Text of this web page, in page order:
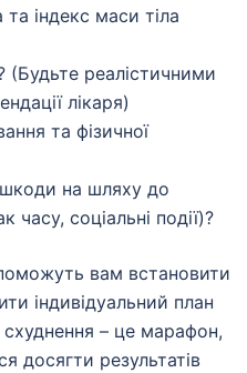
індекс маси тіла
реалістичними
лікаря)
та фізичної
на шляху до
часу, соціальні події)?
вам встановити
індивідуальний план
– це марафон,
досягти результатів